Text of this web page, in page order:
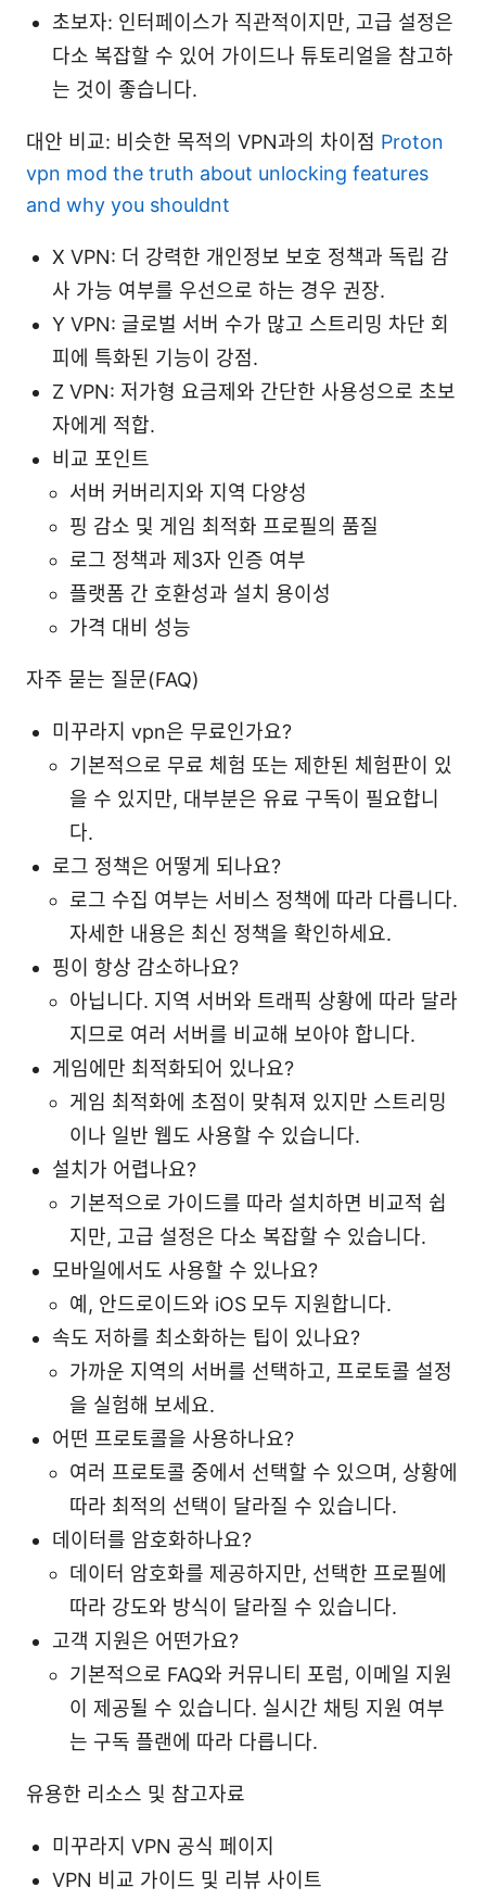
초보자: 인터페이스가 직관적이지만, 고급 설정은
다소 복잡할 수 있어 가이드나 튜토리얼을 참고하
는 것이 좋습니다.
대안 비교: 비슷한 목적의 VPN과의 차이점 Proton
vpn mod the truth about unlocking features
and why you shouldnt
X VPN: 더 강력한 개인정보 보호 정책과 독립 감
사 가능 여부를 우선으로 하는 경우 권장.
Y VPN: 글로벌 서버 수가 많고 스트리밍 차단 회
피에 특화된 기능이 강점.
Z VPN: 저가형 요금제와 간단한 사용성으로 초보
자에게 적합.
비교 포인트
서버 커버리지와 지역 다양성
핑 감소 및 게임 최적화 프로필의 품질
로그 정책과 제3자 인증 여부
플랫폼 간 호환성과 설치 용이성
가격 대비 성능
자주 묻는 질문(FAQ)
미꾸라지 vpn은 무료인가요?
기본적으로 무료 체험 또는 제한된 체험판이 있
을 수 있지만, 대부분은 유료 구독이 필요합니
다.
로그 정책은 어떻게 되나요?
로그 수집 여부는 서비스 정책에 따라 다릅니다.
자세한 내용은 최신 정책을 확인하세요.
핑이 항상 감소하나요?
아닙니다. 지역 서버와 트래픽 상황에 따라 달라
지므로 여러 서버를 비교해 보아야 합니다.
게임에만 최적화되어 있나요?
게임 최적화에 초점이 맞춰져 있지만 스트리밍
이나 일반 웹도 사용할 수 있습니다.
설치가 어렵나요?
기본적으로 가이드를 따라 설치하면 비교적 쉽
지만, 고급 설정은 다소 복잡할 수 있습니다.
모바일에서도 사용할 수 있나요?
예, 안드로이드와 iOS 모두 지원합니다.
속도 저하를 최소화하는 팁이 있나요?
가까운 지역의 서버를 선택하고, 프로토콜 설정
을 실험해 보세요.
어떤 프로토콜을 사용하나요?
여러 프로토콜 중에서 선택할 수 있으며, 상황에
따라 최적의 선택이 달라질 수 있습니다.
데이터를 암호화하나요?
데이터 암호화를 제공하지만, 선택한 프로필에
따라 강도와 방식이 달라질 수 있습니다.
고객 지원은 어떤가요?
기본적으로 FAQ와 커뮤니티 포럼, 이메일 지원
이 제공될 수 있습니다. 실시간 채팅 지원 여부
는 구독 플랜에 따라 다릅니다.
유용한 리소스 및 참고자료
미꾸라지 VPN 공식 페이지
VPN 비교 가이드 및 리뷰 사이트